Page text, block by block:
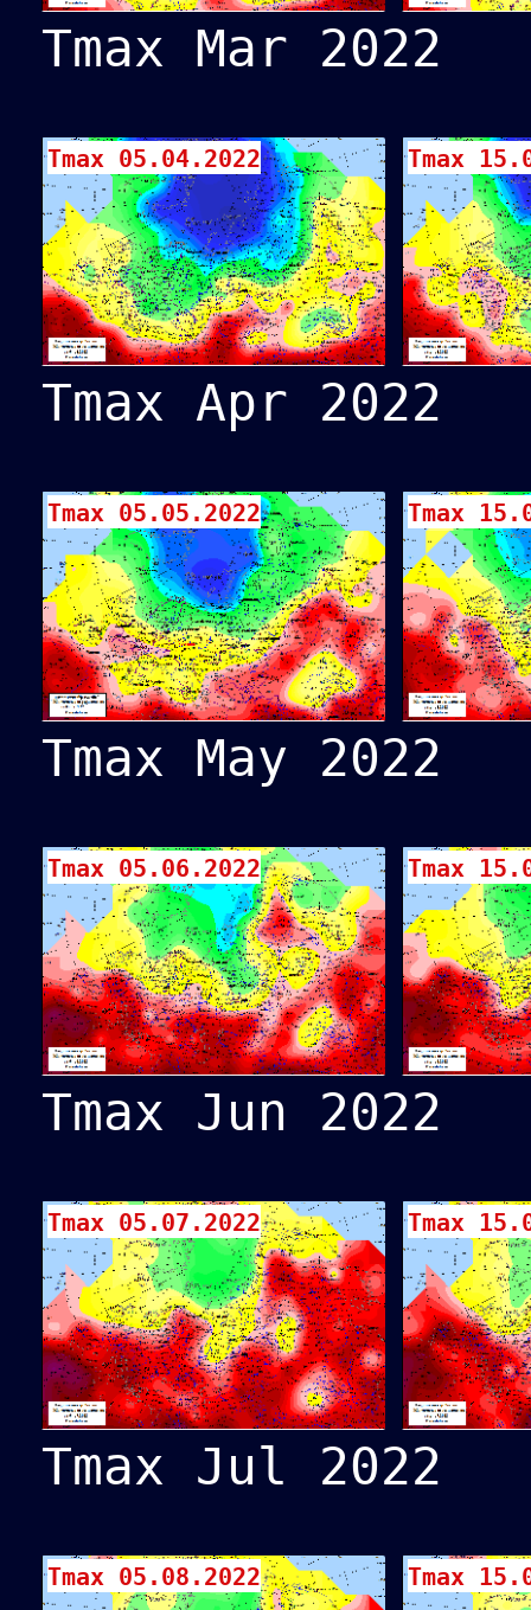
Tmax Mar 2022
Tmax 05.04.2022 Tmax
Tmax Apr 2022
Tmax 05.05.2022 Tmax
Tmax May 2022
Tmax 05.06.2022 Tmax
Tmax Jun 2022
Tmax 05.07.2022 Tmax
Tmax Jul 2022
Tmax 05.08.2022 Tmax